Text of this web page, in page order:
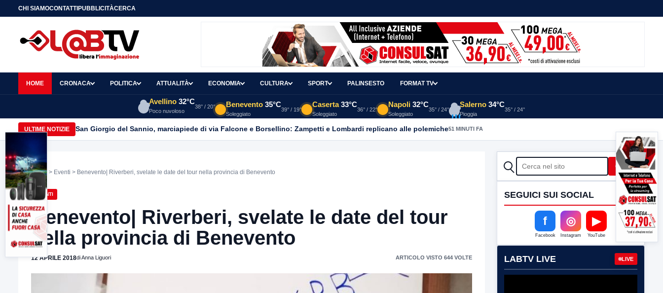
CHI SIAMOCONTATTIPUBBLICITÀCERCA
HOME CRONACA POLITICA ATTUALITÀ ECONOMIA CULTURA SPORT PALINSESTO FORMAT TV
Avellino 32°C
Poco nuvoloso
38° / 20° Benevento 35°C
Soleggiato
39° / 19°
Caserta 33°C
Soleggiato
36° / 22°
Napoli 32°C
Soleggiato
35° / 24°
Salerno 34°C
Pioggia
35° / 24°
ULTIME NOTIZIE San Giorgio del Sannio, marciapiede di via Falcone e Borsellino: Zampetti e Lombardi replicano alle polemiche51 MINUTI FA
Home > Eventi > Benevento| Riverberi, svelate le date del tour nella provincia di Benevento
EVENTI
Benevento| Riverberi, svelate le date del tour
nella provincia di Benevento
12 APRILE 2018di Anna Liguori ARTICOLO VISTO 644 VOLTE
CERCA Cerca
SEGUICI SUI SOCIAL
f
Facebook
◎
Instagram
▶
YouTube
LABTV LIVE LIVE